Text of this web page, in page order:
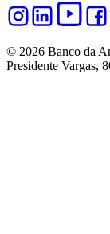
© 2026 Banco da
Presidente Vargas,